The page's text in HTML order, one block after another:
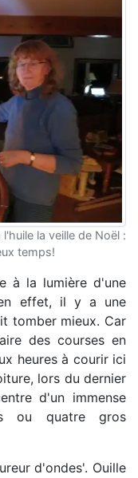
la veille de Noël :
temps!
à la lumière d'une
en effet, il y a une
tomber mieux. Car
des courses en
heures à courir ici
lors du dernier
d'un immense
ou quatre gros
d'ondes'. Ouille